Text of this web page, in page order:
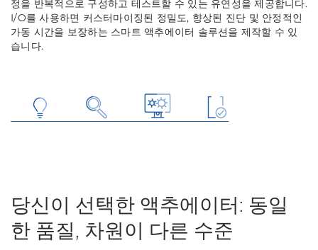
정을 반복적으로 구성하고 테스트할 수 있는 유연성을 제공합니다.
I/O를 사용하면 커스터마이징된 정밀도, 향상된 진단 및 안정적인
가동 시간을 보장하는 스마트 액추에이터 솔루션을 제작할 수 있
습니다.
당신이 선택한 액추에이터: 동일
한 품질, 차원이 다른 수준